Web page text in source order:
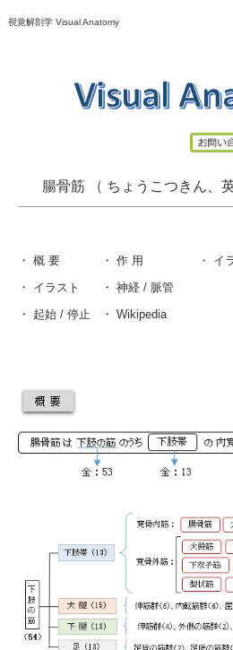
視覚解剖学 Visual Anatomy
腸骨筋 （ ちょうこつきん、英
・ 概 要 ・ 作 用 ・ イ
・
イラスト ・ 神経 / 脈管
・
起始 / 停止 ・ Wikipedia